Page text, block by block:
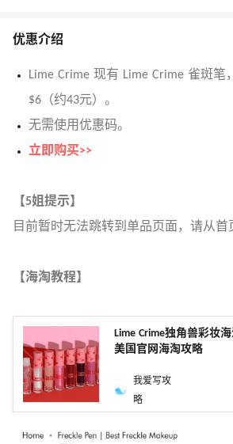
优惠介绍
Lime Crime 现有 Lime Crime 雀斑笔
$6（约43元）。
无需使用优惠码。
立即购买>>
【5姐提示】
目前暂时无法跳转到单品页面，请从
【海淘教程】
Lime Crime独角兽彩妆
美国官网海淘攻略
我爱写攻
略